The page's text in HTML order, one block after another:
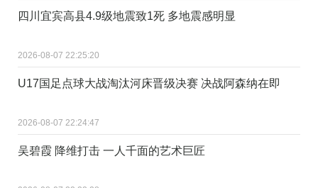
四川宜宾高县4.9级地震致1死 多地震感明显
2026-08-07 22:25:20
U17国足点球大战淘汰河床晋级决赛 决战阿森纳在即
2026-08-07 22:24:47
吴碧霞 降维打击 一人千面的艺术巨匠